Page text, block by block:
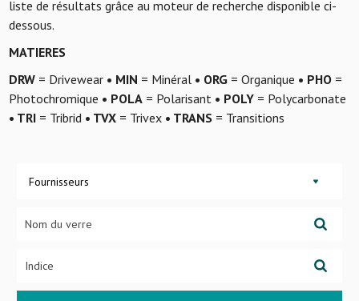
liste de résultats grâce au moteur de recherche disponible ci-
dessous.
MATIERES
DRW= Drivewear • MIN = Minéral • ORG= Organique • PHO=
Photochromique • POLA= Polarisant • POLY= Polycarbonate
• TRI= Tribrid • TVX= Trivex • TRANS= Transitions
Fournisseurs